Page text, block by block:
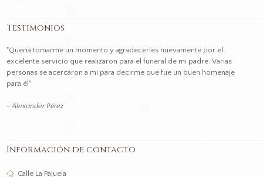
Testimonios
"Quería tomarme un momento y agradecerles nuevamente por el
excelente servicio que realizaron para el funeral de mi padre. Varias
personas se acercaron a mi para decirme que fue un buen homenaje
para él"
- Alexander Pérez
Información de contacto
Calle La Pajuela